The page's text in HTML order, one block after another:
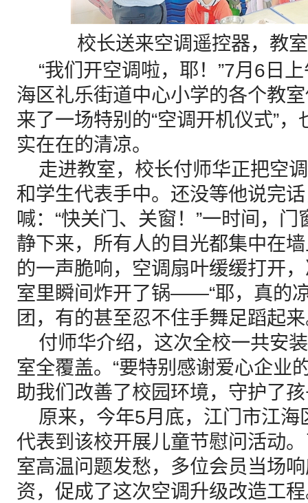
校长送来空调遥控器，教
“我们开空调啦，耶！”7月6日
海区礼乐街道中心小学的各个教
来了一场特别的“空调开机仪式”
实在在的清凉。
走进教室，校长付师华正把空
和学生代表手中。还没等他说完
喊：“快关门、关窗！”一时间，
静下来，所有人的目光都集中在
的一声脆响，空调扇叶缓缓打开
室里瞬间炸开了锅——“耶，真的
团，有的甚至忍不住手舞足蹈起
付师华介绍，这次全校一共安
室全覆盖。“要特别感谢爱心企业
助我们改善了校园环境，守护了
原来，今年5月底，江门市江海
代表到该校开展儿童节慰问活动
室高温问题发愁，多位会员当场
资，促成了这次空调升级改造工